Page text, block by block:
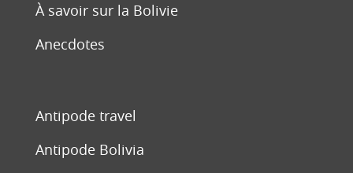
À savoir sur la Bolivie
Anecdotes
Antipode travel
Antipode Bolivia